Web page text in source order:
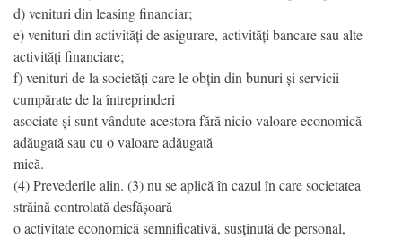
d) venituri din leasing financiar;
e) venituri din activități de asigurare, activități bancare sau alte
activități financiare;
f) venituri de la societăți care le obțin din bunuri și servicii
cumpărate de la întreprinderi
asociate și sunt vândute acestora fără nicio valoare economică
adăugată sau cu o valoare adăugată
mică.
(4) Prevederile alin. (3) nu se aplică în cazul în care societatea
străină controlată desfășoară
o activitate economică semnificativă, susținută de personal,